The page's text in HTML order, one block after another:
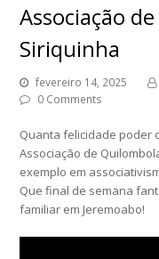
Associação
Siriquinha
fevereiro 14, 2025
0 Comments
Quanta felicidade poder
Associação de
exemplo em
Que final de semana
familiar em Jeremoabo!